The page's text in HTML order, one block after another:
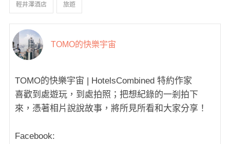
輕井澤酒店 旅遊
TOMO的快樂宇宙
TOMO的快樂宇宙 | HotelsCombined 特約作家
喜歡到處遊玩，到處拍照；把想紀錄的一剎拍下
來，憑著相片說說故事，將所見所看和大家分享！
Facebook: